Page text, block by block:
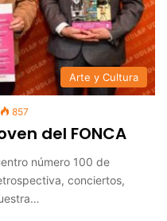
Arte y Cultura
857
del FONCA
número 100 de
conciertos,